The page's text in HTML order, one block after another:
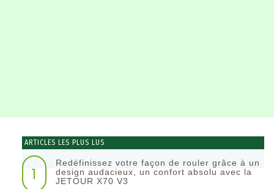
ARTICLES LES PLUS LUS
1
Redéfinissez votre façon de rouler grâce à un
design audacieux, un confort absolu avec la
JETOUR X70 V3